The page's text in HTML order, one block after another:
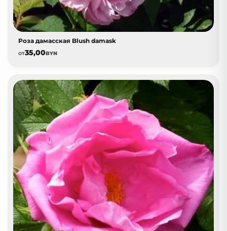
Роза дамасская Blush damask
от35,00BYN